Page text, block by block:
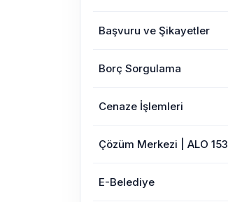
Başvuru ve Şikayetler
Borç Sorgulama
Cenaze İşlemleri
Çözüm Merkezi | ALO 153
E-Belediye